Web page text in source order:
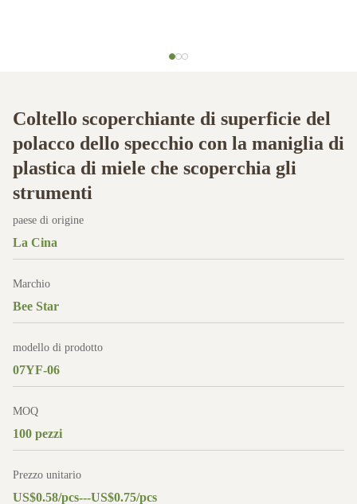
Coltello scoperchiante di superficie del
polacco dello specchio con la maniglia di
plastica di miele che scoperchia gli
strumenti
paese di origine
La Cina
Marchio
Bee Star
modello di prodotto
07YF-06
MOQ
100 pezzi
Prezzo unitario
US$0.58/pcs---US$0.75/pcs